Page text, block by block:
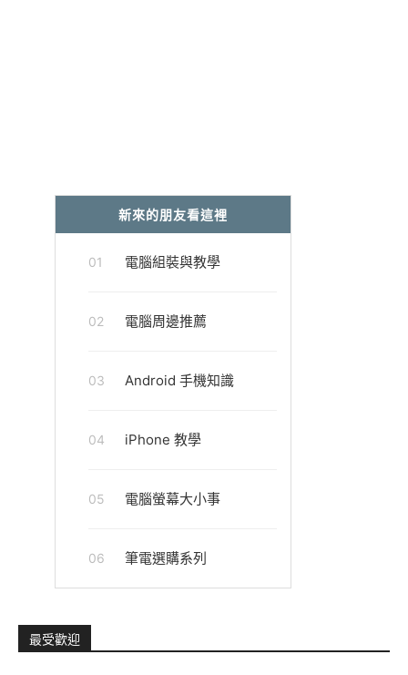
新來的朋友看這裡
01 電腦組裝與教學
02 電腦周邊推薦
03 Android 手機知識
04 iPhone 教學
05 電腦螢幕大小事
06 筆電選購系列
最受歡迎